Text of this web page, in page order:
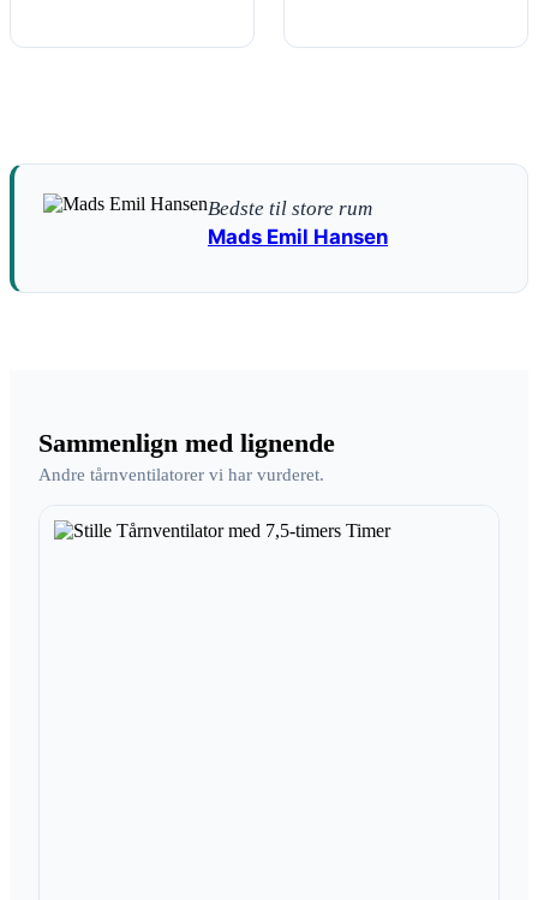
Bedste til store rum
Mads Emil Hansen
Sammenlign med lignende
Andre tårnventilatorer vi har vurderet.